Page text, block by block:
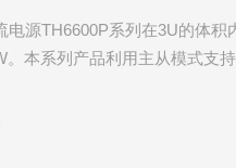
电源TH6600P系列在3U的体
。本系列产品利用主从模式支
效的设置功能和丰富的测量功